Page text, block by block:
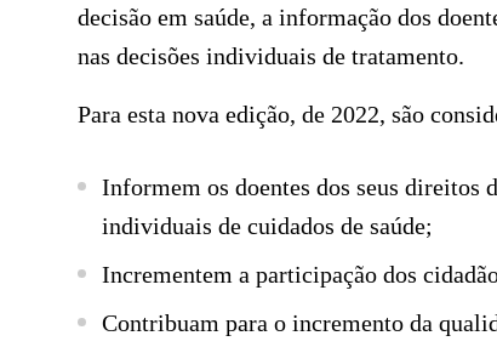
decisão em saúde, a informação dos
nas decisões individuais de tratamento.
Para esta nova edição, de 2022, são
Informem os doentes dos seus direitos
individuais de cuidados de saúde;
Incrementem a participação dos
Contribuam para o incremento da